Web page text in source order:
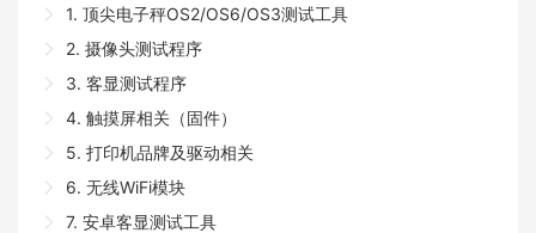
1. 顶尖电子秤OS2/OS6/OS3测试工具
2. 摄像头测试程序
3. 客显测试程序
4. 触摸屏相关（固件）
5. 打印机品牌及驱动相关
6. 无线WiFi模块
7. 安卓客显测试工具